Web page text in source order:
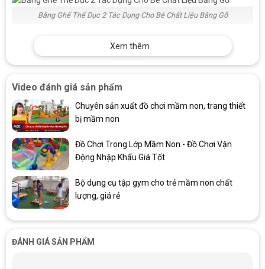
Băng Ghế Thể Dục 2 Tác Dụng Cho Bé Chất Liệu Bằng Gỗ
Băng Ghế Thể Dục 2 Tác Dụng Cho Bé Chất Liệu Bằng Gỗ
Xem thêm
Video đánh giá sản phẩm
Chuyên sản xuất đồ chơi mầm non, trang thiết
bị mầm non
Đồ Chơi Trong Lớp Mầm Non - Đồ Chơi Vận
Động Nhập Khẩu Giá Tốt
Bộ dụng cụ tập gym cho trẻ mầm non chất
lượng, giá rẻ
ĐÁNH GIÁ SẢN PHẨM